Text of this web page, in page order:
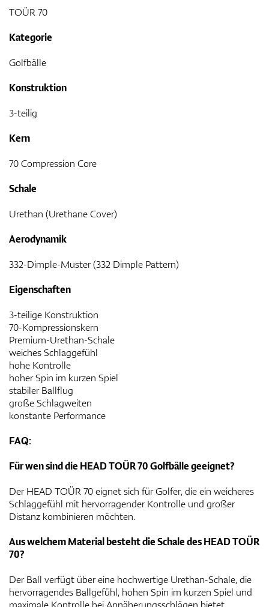
TOÜR 70
Kategorie
Golfbälle
Konstruktion
3-teilig
Kern
70 Compression Core
Schale
Urethan (Urethane Cover)
Aerodynamik
332-Dimple-Muster (332 Dimple Pattern)
Eigenschaften
3-teilige Konstruktion
70-Kompressionskern
Premium-Urethan-Schale
weiches Schlaggefühl
hohe Kontrolle
hoher Spin im kurzen Spiel
stabiler Ballflug
große Schlagweiten
konstante Performance
FAQ:
Für wen sind die HEAD TOÜR 70 Golfbälle geeignet?
Der HEAD TOÜR 70 eignet sich für Golfer, die ein weicheres
Schlaggefühl mit hervorragender Kontrolle und großer
Distanz kombinieren möchten.
Aus welchem Material besteht die Schale des HEAD TOÜR
70?
Der Ball verfügt über eine hochwertige Urethan-Schale, die
hervorragendes Ballgefühl, hohen Spin im kurzen Spiel und